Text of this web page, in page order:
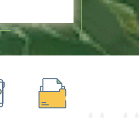
營多年的成
展美國市
於4月提出3大
含從生產到外
助...